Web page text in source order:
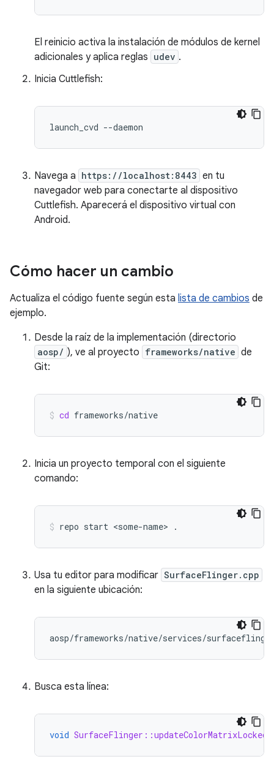
El reinicio activa la instalación de módulos de kernel
adicionales y aplica reglas udev .
Inicia Cuttlefish:
Navega a https://localhost:8443 en tu
navegador web para conectarte al dispositivo
Cuttlefish. Aparecerá el dispositivo virtual con
Android.
Cómo hacer un cambio
Actualiza el código fuente según esta lista de cambios de
ejemplo.
Desde la raíz de la implementación (directorio
aosp/ ), ve al proyecto frameworks/native de
Git:
cd frameworks/native
Inicia un proyecto temporal con el siguiente
comando:
repo start <some-name> .
Usa tu editor para modificar SurfaceFlinger.cpp
en la siguiente ubicación:
Busca esta línea:
void SurfaceFlinger::updateColorMatrixLocked